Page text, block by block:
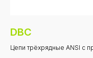
DBC
Цепи трёхрядные ANSI с